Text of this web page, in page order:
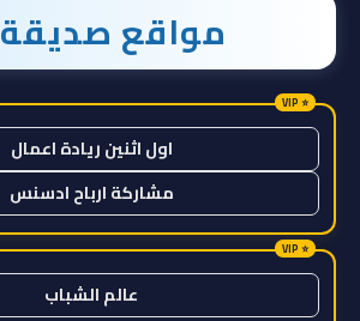
مواقع صديقة
اول اثنين ريادة اعمال
مشاركة ارباح ادسنس
عالم الشباب